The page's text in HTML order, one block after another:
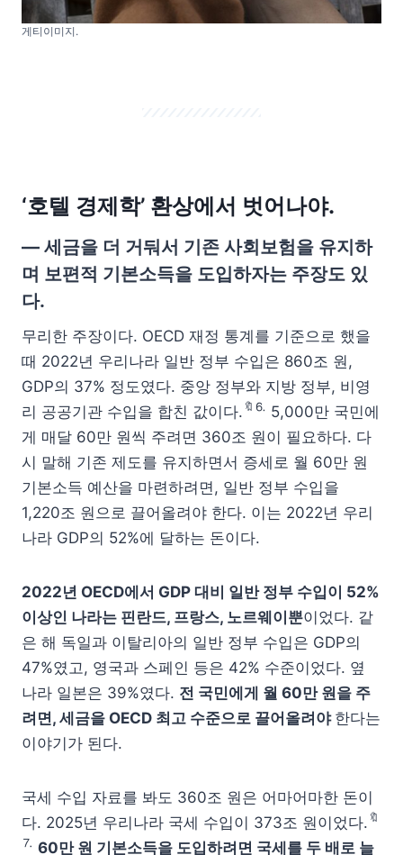
게티이미지.
‘호텔 경제학’ 환상에서 벗어나야.
— 세금을 더 거둬서 기존 사회보험을 유지하
며 보편적 기본소득을 도입하자는 주장도 있
다.
무리한 주장이다. OECD 재정 통계를 기준으로 했을
때 2022년 우리나라 일반 정부 수입은 860조 원,
GDP의 37% 정도였다. 중앙 정부와 지방 정부, 비영
리 공공기관 수입을 합친 값이다. 🔖⒍ 5,000만 국민에
게 매달 60만 원씩 주려면 360조 원이 필요하다. 다
시 말해 기존 제도를 유지하면서 증세로 월 60만 원
기본소득 예산을 마련하려면, 일반 정부 수입을
1,220조 원으로 끌어올려야 한다. 이는 2022년 우리
나라 GDP의 52%에 달하는 돈이다.
2022년 OECD에서 GDP 대비 일반 정부 수입이 52%
이상인 나라는 핀란드, 프랑스, 노르웨이뿐이었다. 같
은 해 독일과 이탈리아의 일반 정부 수입은 GDP의
47%였고, 영국과 스페인 등은 42% 수준이었다. 옆
나라 일본은 39%였다. 전 국민에게 월 60만 원을 주
려면, 세금을 OECD 최고 수준으로 끌어올려야 한다는
이야기가 된다.
국세 수입 자료를 봐도 360조 원은 어마어마한 돈이
다. 2025년 우리나라 국세 수입이 373조 원이었다. 🔖
⒎ 60만 원 기본소득을 도입하려면 국세를 두 배로 늘